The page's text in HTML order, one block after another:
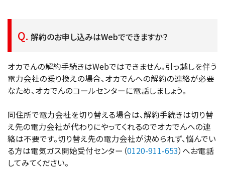
解約のお申し込みはWebでできますか？
オカでんの解約手続きはWebではできません。引っ越しを伴う
電力会社の乗り換えの場合、オカでんへの解約の連絡が必要
なため、オカでんのコールセンターに電話しましょう。
同住所で電力会社を切り替える場合は、解約手続きは切り替
え先の電力会社が代わりにやってくれるのでオカでんへの連
絡は不要です。切り替え先の電力会社が決められず、悩んでい
る方は電気ガス開始受付センター（0120-911-653）へお電話
してみてください。